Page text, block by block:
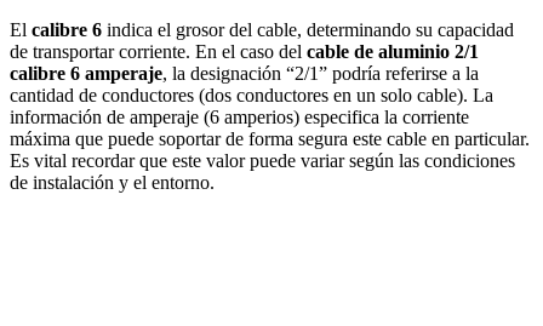
El calibre 6 indica el grosor del cable, determinando su capacidad
de transportar corriente. En el caso del cable de aluminio 2/1
calibre 6 amperaje, la designación “2/1” podría referirse a la
cantidad de conductores (dos conductores en un solo cable). La
información de amperaje (6 amperios) especifica la corriente
máxima que puede soportar de forma segura este cable en particular.
Es vital recordar que este valor puede variar según las condiciones
de instalación y el entorno.